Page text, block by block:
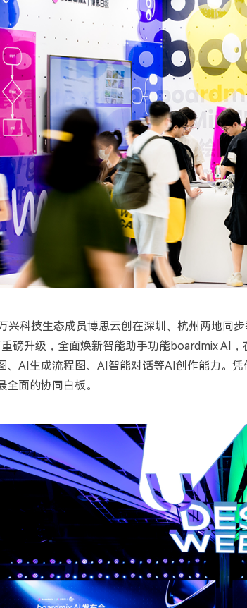
兴科技生态成员博思云创在深圳、杭州两地同
重磅升级，全面焕新智能助手功能boardmix AI
AI生成流程图、 AI智能对话等AI创作能力。凭
全面的协同白板。